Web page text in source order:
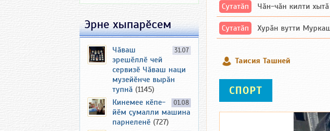
Сутатӑп Чăн-чăн килти хытă
Сутатӑп Хурăн вутти
Таисия Ташней
СПОРТ
Эрне хыпарӗсем
31.07
Чӑваш
эрешӗллӗ чей
сервизӗ Чӑваш наци
музейӗнче вырӑн
тупнӑ (1145)
01.08
Кинемее кӗпе-
йӗм ҫумалли машина
парнеленӗ (727)